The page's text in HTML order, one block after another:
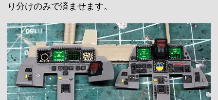
り分けのみで済ませます。